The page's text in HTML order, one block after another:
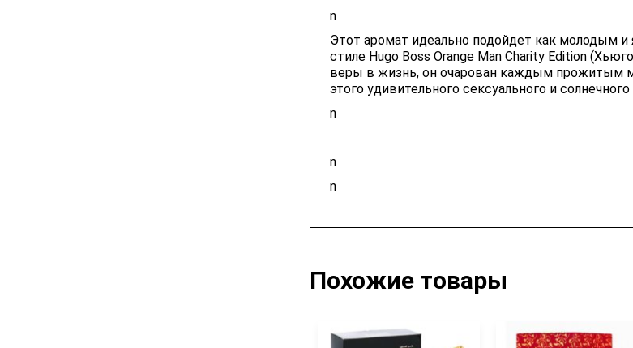
n
Этот аромат идеально подойдет как молодым
стиле Hugo Boss Orange Man Charity Edition
веры в жизнь, он очарован каждым прожитым
этого удивительного сексуального и
n
n
n
Похожие товары